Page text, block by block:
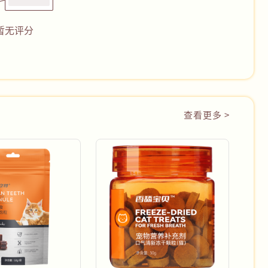
无评分
查看更多 >